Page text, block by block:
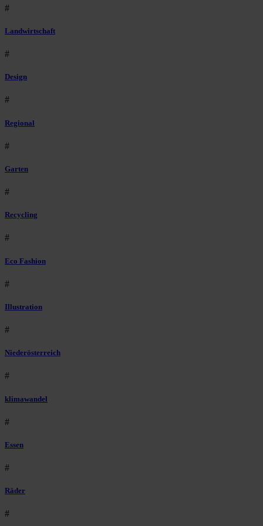
#
Landwirtschaft
#
Design
#
Regional
#
Garten
#
Recycling
#
Eco Fashion
#
Illustration
#
Niederösterreich
#
klimawandel
#
Essen
#
Räder
#